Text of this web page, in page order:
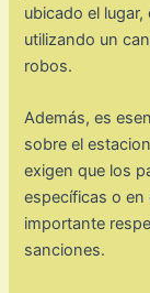
ubicado el
utilizando un
robos.
Además, es
sobre el
exigen que los
específicas o en
importante
sanciones.